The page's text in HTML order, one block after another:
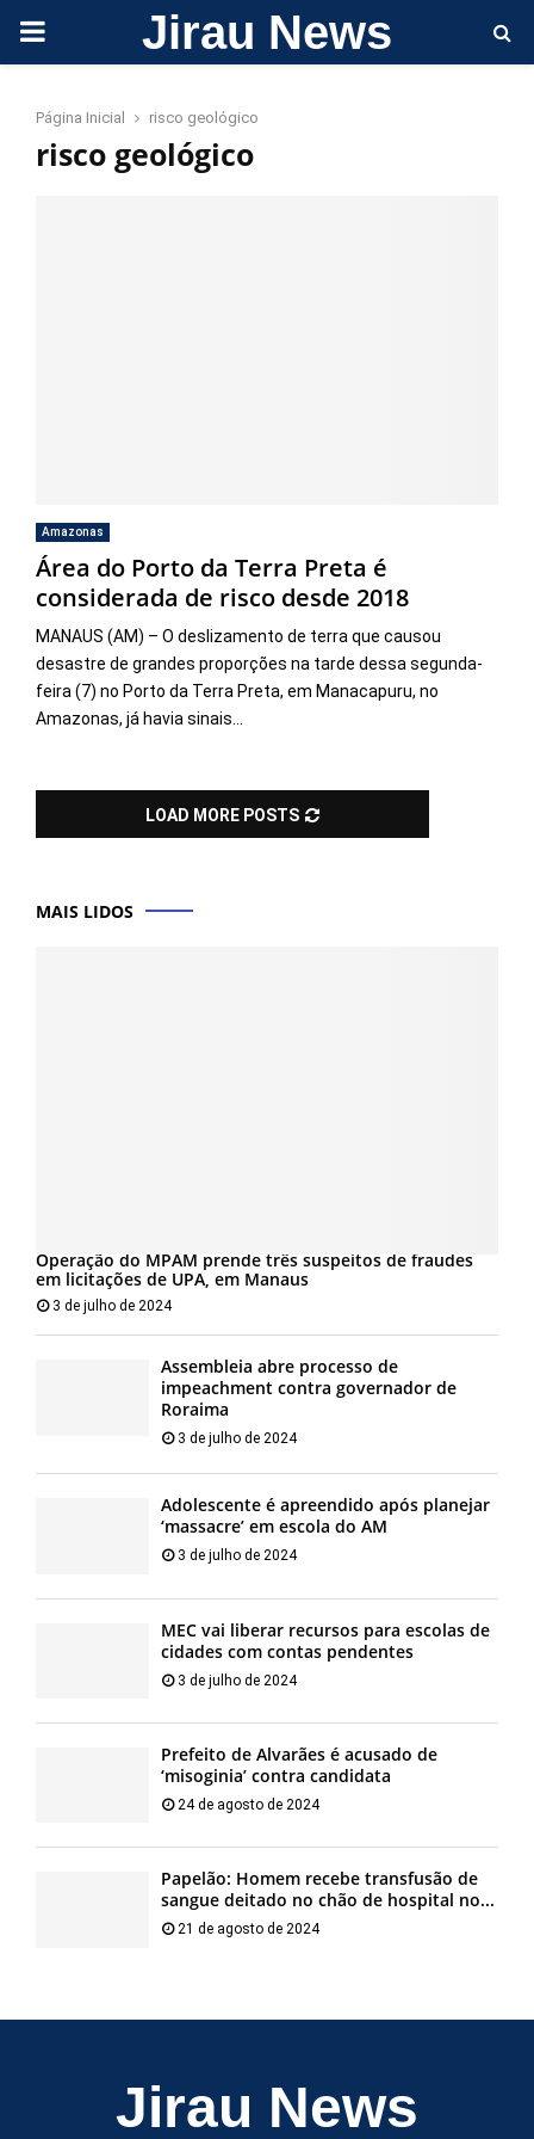
PRIMARY Jirau News
Página Inicial risco geológico
risco geológico
Amazonas
Área do Porto da Terra Preta é
considerada de risco desde 2018
MANAUS (AM) – O deslizamento de terra que causou
desastre de grandes proporções na tarde dessa segunda-
feira (7) no Porto da Terra Preta, em Manacapuru, no
Amazonas, já havia sinais...
LOAD MORE POSTS
MAIS LIDOS
Operação do MPAM prende três suspeitos de fraudes
em licitações de UPA, em Manaus
3 de julho de 2024
Assembleia abre processo de
impeachment contra governador de
Roraima
3 de julho de 2024
Adolescente é apreendido após planejar
‘massacre’ em escola do AM
3 de julho de 2024
MEC vai liberar recursos para escolas de
cidades com contas pendentes
3 de julho de 2024
Prefeito de Alvarães é acusado de
‘misoginia’ contra candidata
24 de agosto de 2024
Papelão: Homem recebe transfusão de
sangue deitado no chão de hospital no...
21 de agosto de 2024
Jirau News